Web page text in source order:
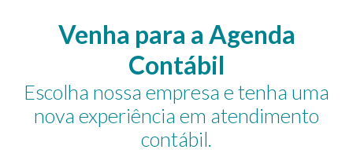
Venha para a Agenda
Contábil
Escolha nossa empresa e tenha uma
nova experiência em atendimento
contábil.